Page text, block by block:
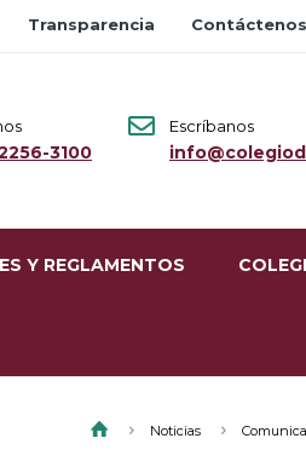
Transparencia Contáctenos
3100
Escríbanos
Y REGLAMENTOS
Noticias